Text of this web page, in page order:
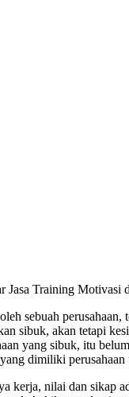
Jasa Training
sebuah
sibuk, akan tetapi
yang sibuk, itu
dimiliki perusahaan
nilai dan sikap